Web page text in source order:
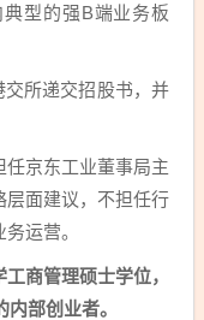
型的强B端业务板
交所递交招股书，并
京东工业董事局主
层面建议，不担任行
运营。
商管理硕士学位，
部创业者。